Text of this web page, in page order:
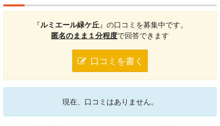
『ルミエール緑ケ丘』の口コミを募集中です。
匿名のまま１分程度で回答できます
口コミを書く
現在、口コミはありません。